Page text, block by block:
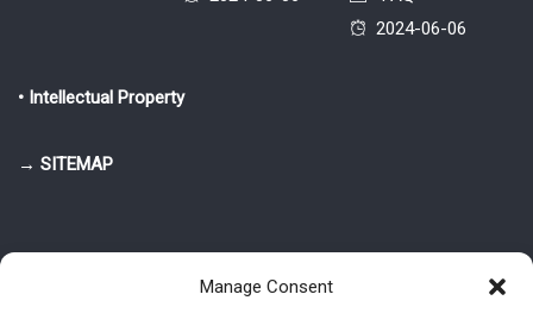
Manage Consent
2024-06-06
• Intellectual Property
→ SITEMAP